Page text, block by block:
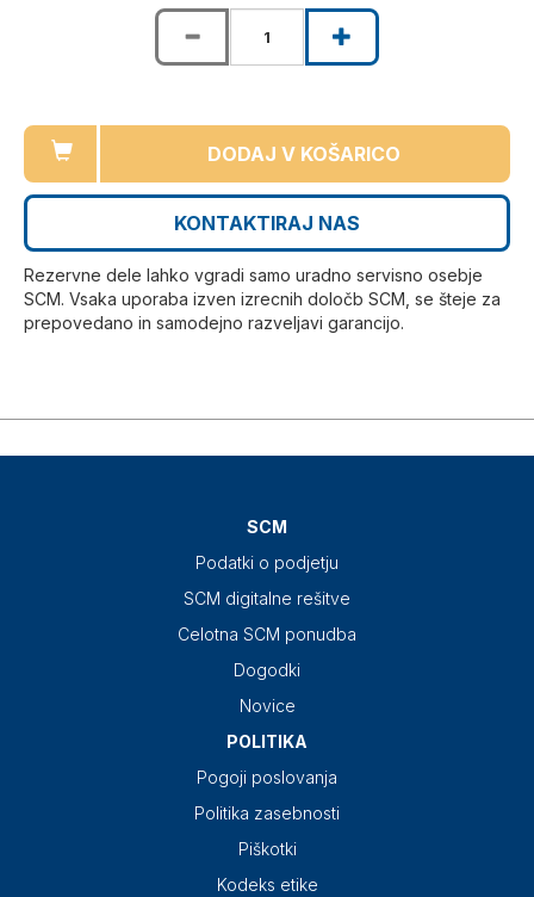
DODAJ V KOŠARICO
KONTAKTIRAJ NAS
Rezervne dele lahko vgradi samo uradno servisno osebje
SCM. Vsaka uporaba izven izrecnih določb SCM, se šteje za
prepovedano in samodejno razveljavi garancijo.
SCM
Podatki o podjetju
SCM digitalne rešitve
Celotna SCM ponudba
Dogodki
Novice
POLITIKA
Pogoji poslovanja
Politika zasebnosti
Piškotki
Kodeks etike